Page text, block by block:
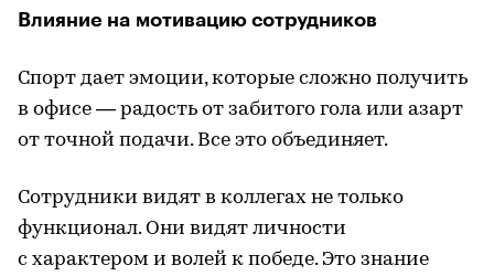
Влияние на мотивацию сотрудников
Спорт дает эмоции, которые сложно получить
в офисе — радость от забитого гола или азарт
от точной подачи. Все это объединяет.
Сотрудники видят в коллегах не только
функционал. Они видят личности
с характером и волей к победе. Это знание